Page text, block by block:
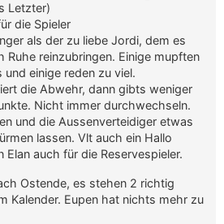
Letzter)
die Spieler
als der zu liebe Jordi, dem es
Ruhe reinzubringen. Einige mupften
einige reden zu viel.
die Abwehr, dann gibts weniger
Nicht immer durchwechseln.
und die Aussenverteidiger etwas
lassen. Vlt auch ein Hallo
Elan auch für die Reservespieler.
Ostende, es stehen 2 richtig
Kalender. Eupen hat nichts mehr zu